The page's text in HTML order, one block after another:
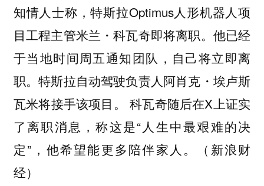
知情人士称，特斯拉Optimus人形机器人项
目工程主管米兰・科瓦奇即将离职。他已经
于当地时间周五通知团队，自己将立即离
职。特斯拉自动驾驶负责人阿肖克・埃卢斯
瓦米将接手该项目。 科瓦奇随后在X上证实
了离职消息，称这是“人生中最艰难的决
定”，他希望能更多陪伴家人。（新浪财
经）